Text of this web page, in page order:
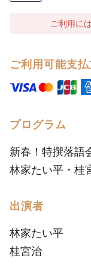
ご利用に
ご利用可能支
プログラム
新春！特撰落語
林家たい平・桂
出演者
林家たい平
桂宮治